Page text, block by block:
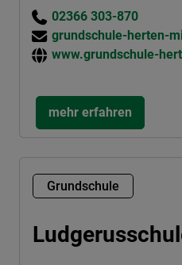
02366 303-870
grundschule-herten-
www.grundschule-
mehr erfahren
Grundschule